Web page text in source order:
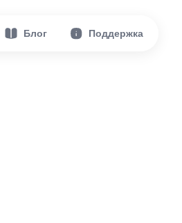
Блог Поддержка